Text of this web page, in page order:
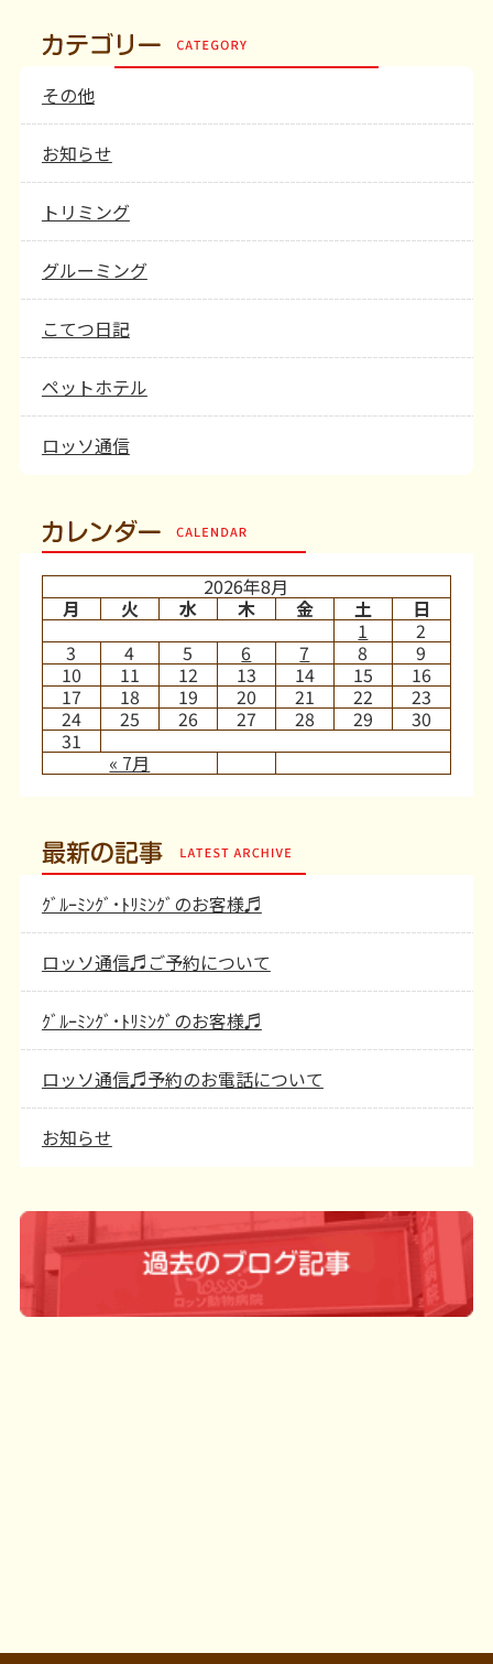
その他
お知らせ
トリミング
グルーミング
こてつ日記
ペットホテル
ロッソ通信
カレンダー
2026年8月
月
火 水 木 金 土 日
« 7月
1
2
3
4 5 6 7 8
9
10
11 12 13 14 15
16
17
18 19 20 21 22
23
24
25 26 27 28 29
30
31
最新の記事
ｸﾞﾙｰﾐﾝｸﾞ･ﾄﾘﾐﾝｸﾞのお客様♬
ロッソ通信♬ご予約について
ｸﾞﾙｰﾐﾝｸﾞ･ﾄﾘﾐﾝｸﾞのお客様♬
ロッソ通信♬予約のお電話について
お知らせ